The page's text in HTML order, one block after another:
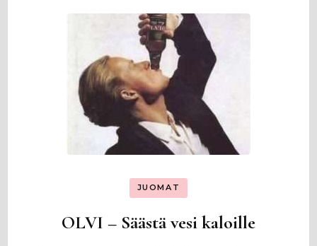
JUOMAT
OLVI – Säästä vesi kaloille